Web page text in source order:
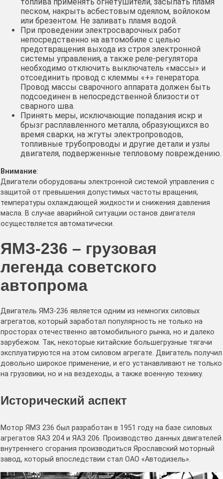
песком, накрыть асбестовым одеялом, войлоком
или брезентом. Не заливать пламя водой.
При проведении электросварочных работ
непосредственно на автомобиле с целью
предотвращения выхода из строя электронной
системы управления, а также реле-регулятора
необходимо отключить выключатель «массы» и
отсоединить провод с клеммы «+» генератора.
Провод массы сварочного аппарата должен быть
подсоединен в непосредственной близости от
сварного шва.
Принять меры, исключающие попадания искр и
брызг расплавленного металла, образующихся во
время сварки, на жгуты электропроводов,
топливные трубопроводы и другие детали и узлы
двигателя, подверженные тепловому повреждению.
Внимание:
Двигатели оборудованы электронной системой управления с
защитой от превышения допустимых частоты вращения,
температуры охлаждающей жидкости и снижения давления
масла. В случае аварийной ситуации останов двигателя
осуществляется автоматически.
ЯМЗ-236 – грузовая
легенда советского
автопрома
Двигатель ЯМЗ-236 является одним из немногих силовых
агрегатов, который заработал популярность не только на
просторах отечественно автомобильного рынка, но и далеко
зарубежом. Так, некоторые китайские большегрузные тягачи
эксплуатируются на этом силовом агрегате. Двигатель получил
довольно широкое применение, и его устанавливают не только
на грузовики, но и на вездеходы, а также военную технику.
Исторический аспект
Мотор ЯМЗ 236 был разработан в 1951 году на базе силовых
агрегатов ЯАЗ 204 и ЯАЗ 206. Производство данных двигателей
внутреннего сгорания производиться Ярославский моторный
завод, который впоследствии стал ОАО «Автодизель».